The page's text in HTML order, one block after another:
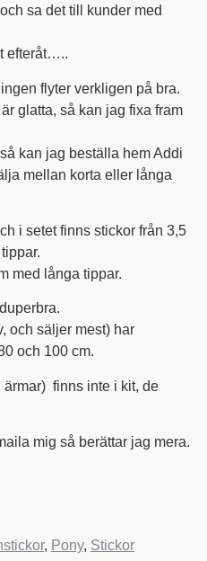
sa det till kunder med
efteråt…..
flyter verkligen på bra.
glatta, så kan jag fixa fram
kan jag beställa hem Addi
mellan korta eller långa
i setet finns stickor från 3,5
med långa tippar.
och säljer mest) har
och 100 cm.
ärmar) finns inte i kit, de
mig så berättar jag mera.
, Pony, Stickor